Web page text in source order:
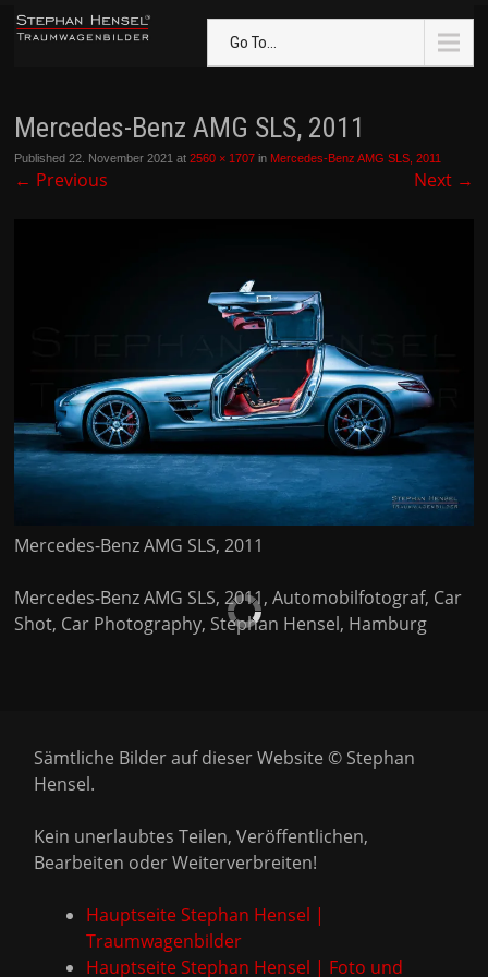
Go To...
Mercedes-Benz AMG SLS, 2011
Published22. November 2021 at2560 × 1707 in Mercedes-Benz AMG SLS, 2011
← Previous Next →
Mercedes-Benz AMG SLS, 2011
Mercedes-Benz AMG SLS, 2011, Automobilfotograf, Car
Shot, Car Photography, Stephan Hensel, Hamburg
Sämtliche Bilder auf dieser Website © Stephan
Hensel.
Kein unerlaubtes Teilen, Veröffentlichen,
Bearbeiten oder Weiterverbreiten!
Hauptseite Stephan Hensel |
Traumwagenbilder
Hauptseite Stephan Hensel | Foto und